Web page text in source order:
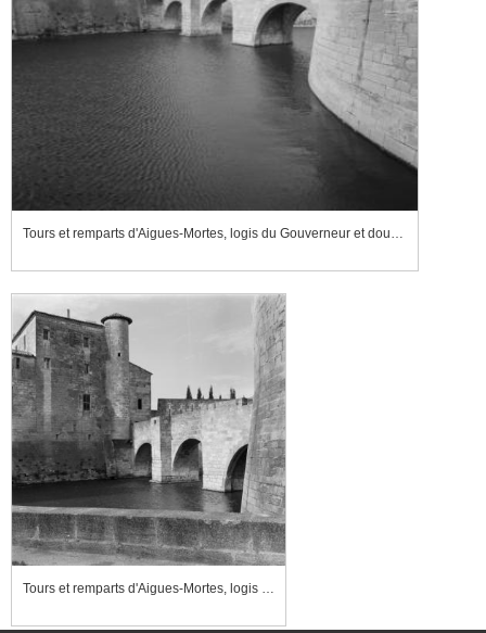
Tours et remparts d'Aigues-Mortes, logis du Gouverneur et douves de la tour de Constance
Tours et remparts d'Aigues-Mortes, logis du Gouverneur et douves de la tour de Constance